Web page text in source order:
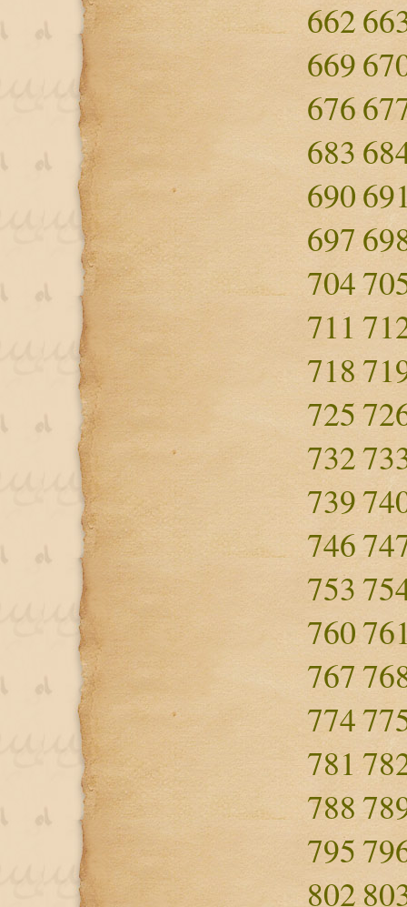
662
669
676
683
690
697
704
711
718
725
732
739
746
753
760
767
774
781
788
795
802